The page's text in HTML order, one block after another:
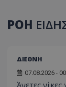
ΡΟΗ
ΔΙΕΘΝΗ
07.08.2026 -